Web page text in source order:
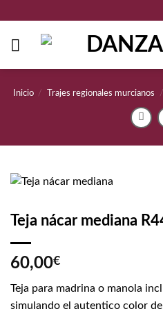
contenido
Inicio / Trajes regionales murcianos /
Teja nácar mediana
60,00€
Teja para madrina o manola
simulando el autentico color